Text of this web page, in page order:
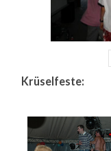
Krüselfeste: